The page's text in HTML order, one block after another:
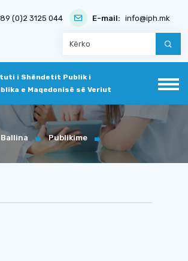
(0)2 3125 044 E-mail: info@iph.mk
i Shëndetit Publik i
e Maqedonisë së Veriut
Ballina Publikime